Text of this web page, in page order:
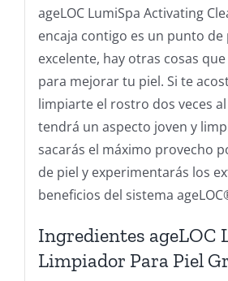
ageLOC LumiSpa Activating
encaja contigo es un punto de
excelente, hay otras cosas
para mejorar tu piel. Si te
limpiarte el rostro dos veces
tendrá un aspecto joven y
sacarás el máximo provecho
de piel y experimentarás los
beneficios del sistema
Ingredientes ageLOC
Limpiador Para Piel